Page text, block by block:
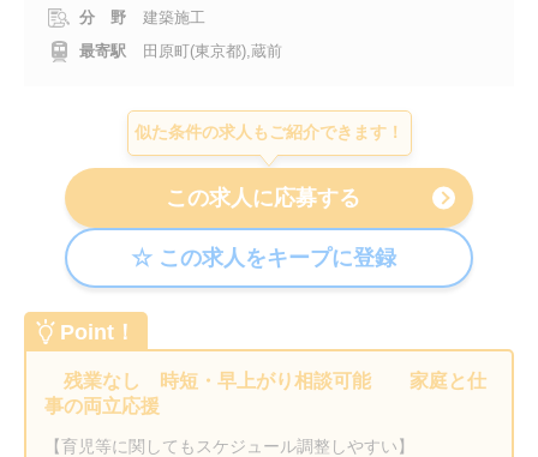
分 野
建築施工
最寄駅
田原町(東京都),蔵前
似た条件の求人もご紹介できます！
Point！
残業なし 時短・早上がり相談可能 家庭と仕
事の両立応援
【育児等に関してもスケジュール調整しやすい】